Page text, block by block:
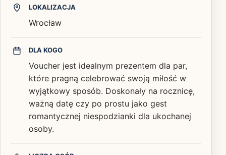
LOKALIZACJA
Wrocław
DLA KOGO
Voucher jest idealnym prezentem dla par,
które pragną celebrować swoją miłość w
wyjątkowy sposób. Doskonały na rocznicę,
ważną datę czy po prostu jako gest
romantycznej niespodzianki dla ukochanej
osoby.